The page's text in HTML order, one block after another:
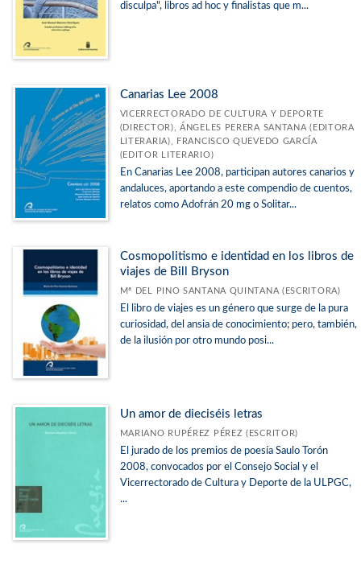
disculpa", libros ad hoc y finalistas que m...
Canarias Lee 2008
VICERRECTORADO DE CULTURA Y DEPORTE
(DIRECTOR), ÁNGELES PERERA SANTANA (EDITORA
LITERARIA), FRANCISCO QUEVEDO GARCÍA
(EDITOR LITERARIO)
En Canarias Lee 2008, participan autores canarios y
andaluces, aportando a este compendio de cuentos,
relatos como Adofrán 20 mg o Solitar...
Cosmopolitismo e identidad en los libros de
viajes de Bill Bryson
Mª DEL PINO SANTANA QUINTANA (ESCRITORA)
El libro de viajes es un género que surge de la pura
curiosidad, del ansia de conocimiento; pero, también,
de la ilusión por otro mundo posi...
Un amor de dieciséis letras
MARIANO RUPÉREZ PÉREZ (ESCRITOR)
El jurado de los premios de poesía Saulo Torón
2008, convocados por el Consejo Social y el
Vicerrectorado de Cultura y Deporte de la ULPGC,
...